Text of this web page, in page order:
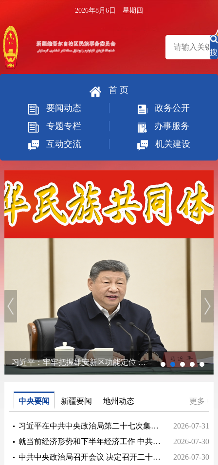
2026年8月6日 星期四
搜
索
首 页
要闻动态
政务公开
专题专栏
办事服务
互动交流
机关建设
习近平：牢牢把握雄安新区功能定位 努力建设新时代创新高地和推动高质量发展样板
中央要闻 新疆要闻 地州动态 更多+
习近平在中共中央政治局第二十七次集体学习时强调 强化政治引领 深化创新发展 高质量推进国防和军队现代化
2026-07-31
就当前经济形势和下半年经济工作 中共中央召开党外人士座谈会习近平主持并发表重要讲话
2026-07-30
中共中央政治局召开会议 决定召开二十届五中全会 分析研究当前经济形势和经济工作 中共中央总书记习近平主持会议
2026-07-30